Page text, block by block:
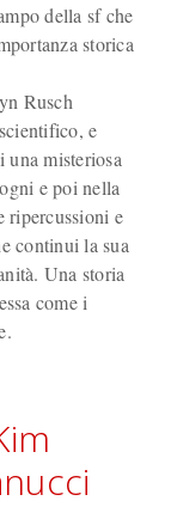
della sf che
storica
Rusch
e
misteriosa
e poi nella
ripercussioni e
continui la sua
Una storia
come i